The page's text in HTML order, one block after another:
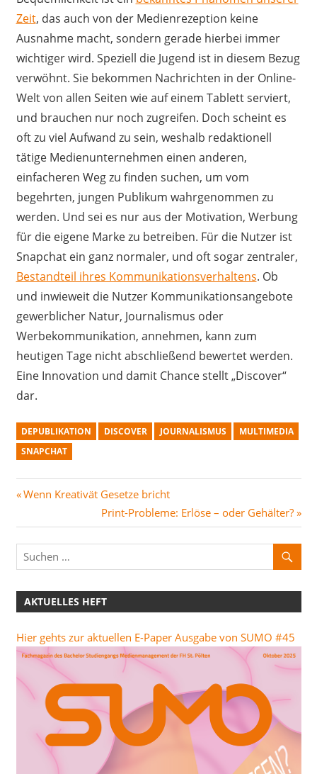
Zeit, das auch von der Medienrezeption keine
Ausnahme macht, sondern gerade hierbei immer
wichtiger wird. Speziell die Jugend ist in diesem Bezug
verwöhnt. Sie bekommen Nachrichten in der Online-
Welt von allen Seiten wie auf einem Tablett serviert,
und brauchen nur noch zugreifen. Doch scheint es
oft zu viel Aufwand zu sein, weshalb redaktionell
tätige Medienunternehmen einen anderen,
einfacheren Weg zu finden suchen, um vom
begehrten, jungen Publikum wahrgenommen zu
werden. Und sei es nur aus der Motivation, Werbung
für die eigene Marke zu betreiben. Für die Nutzer ist
Snapchat ein ganz normaler, und oft sogar zentraler,
Bestandteil ihres Kommunikationsverhaltens. Ob
und inwieweit die Nutzer Kommunikationsangebote
gewerblicher Natur, Journalismus oder
Werbekommunikation, annehmen, kann zum
heutigen Tage nicht abschließend bewertet werden.
Eine Innovation und damit Chance stellt „Discover“
dar.
DEPUBLIKATION DISCOVER JOURNALISMUS
MULTIMEDIA
SNAPCHAT
Beitragsnavigation
Vorheriger
Wenn Kreativät Gesetze bricht
Nächster
Beitrag:
Print-Probleme: Erlöse – oder Gehälter?
AKTUELLES HEFT
Hier gehts zur aktuellen E-Paper Ausgabe von SUMO #45